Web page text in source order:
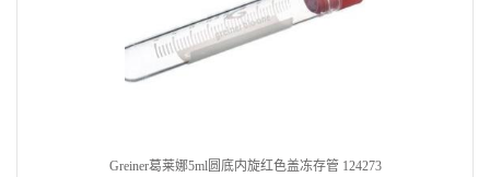
Greiner葛莱娜5ml圆底内旋红色盖冻存管 124273